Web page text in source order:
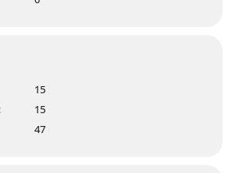
15
15
47